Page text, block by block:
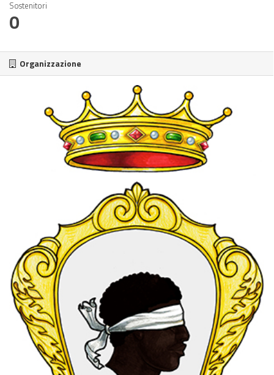
Sostenitori
0
Organizzazione